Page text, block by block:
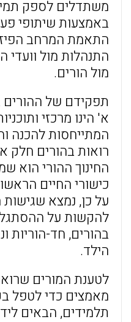
משתדלים לספק
באמצעות שיתופי
התאמת המרחב
התנהלות מול וועדי
מול הורים.
תפקידם של ההורים
א' הינו מרכזי
המתייחסות להכנה
רואות בהורים חלק
החינוך ההורי הוא
כישורי החיים
על כן, נמצא שגישות
להקשות על
בהורים, חד-הוריות
הילד.
לטענת המורים
מאמצים כדי לטפל
תלמידים, הבאים